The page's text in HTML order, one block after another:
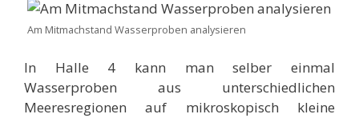
Am Mitmachstand Wasserproben analysieren
In Halle 4 kann man selber einmal
Wasserproben aus unterschiedlichen
Meeresregionen auf mikroskopisch kleine